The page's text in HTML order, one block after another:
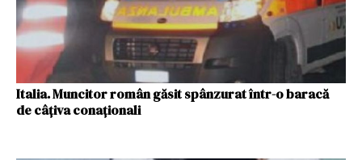
Italia. Muncitor român găsit spânzurat într-o baracă
de câțiva conaționali